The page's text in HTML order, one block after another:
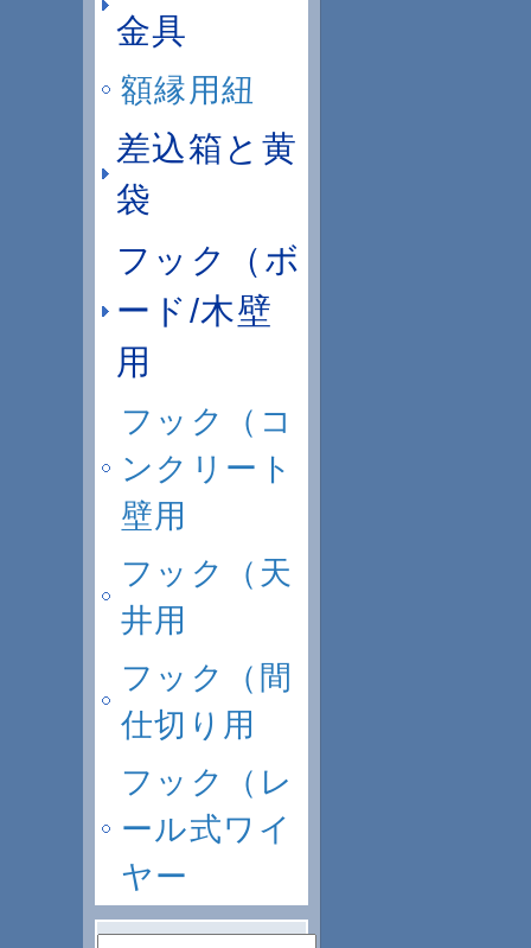
金具
額縁用紐
差込箱と黄
袋
フック（ボ
ード/木壁
用
フック（コ
ンクリート
壁用
フック（天
井用
フック（間
仕切り用
フック（レ
ール式ワイ
ヤー